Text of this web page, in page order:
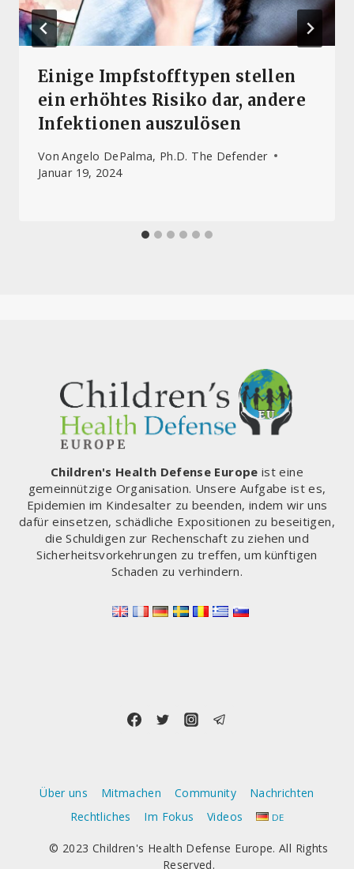
Einige Impfstofftypen stellen
ein erhöhtes Risiko dar, andere
Infektionen auszulösen
Von Angelo DePalma, Ph.D. The Defender
Januar 19, 2024
Children's Health Defense Europe ist eine
gemeinnützige Organisation. Unsere Aufgabe ist es,
Epidemien im Kindesalter zu beenden, indem wir uns
dafür einsetzen, schädliche Expositionen zu beseitigen,
die Schuldigen zur Rechenschaft zu ziehen und
Sicherheitsvorkehrungen zu treffen, um künftigen
Schaden zu verhindern.
Über uns Mitmachen Community
Nachrichten
Rechtliches
Im Fokus Videos DE
© 2023 Children's Health Defense Europe. All Rights
Reserved.